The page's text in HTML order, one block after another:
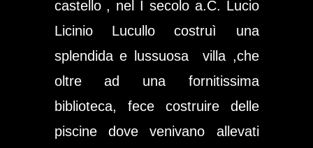
castello , nel I secolo a.C. Lucio
Licinio Lucullocostruì una
splendida e lussuosa villa ,che
oltre ad una fornitissima
biblioteca, fece costruire delle
piscine dove venivano allevati